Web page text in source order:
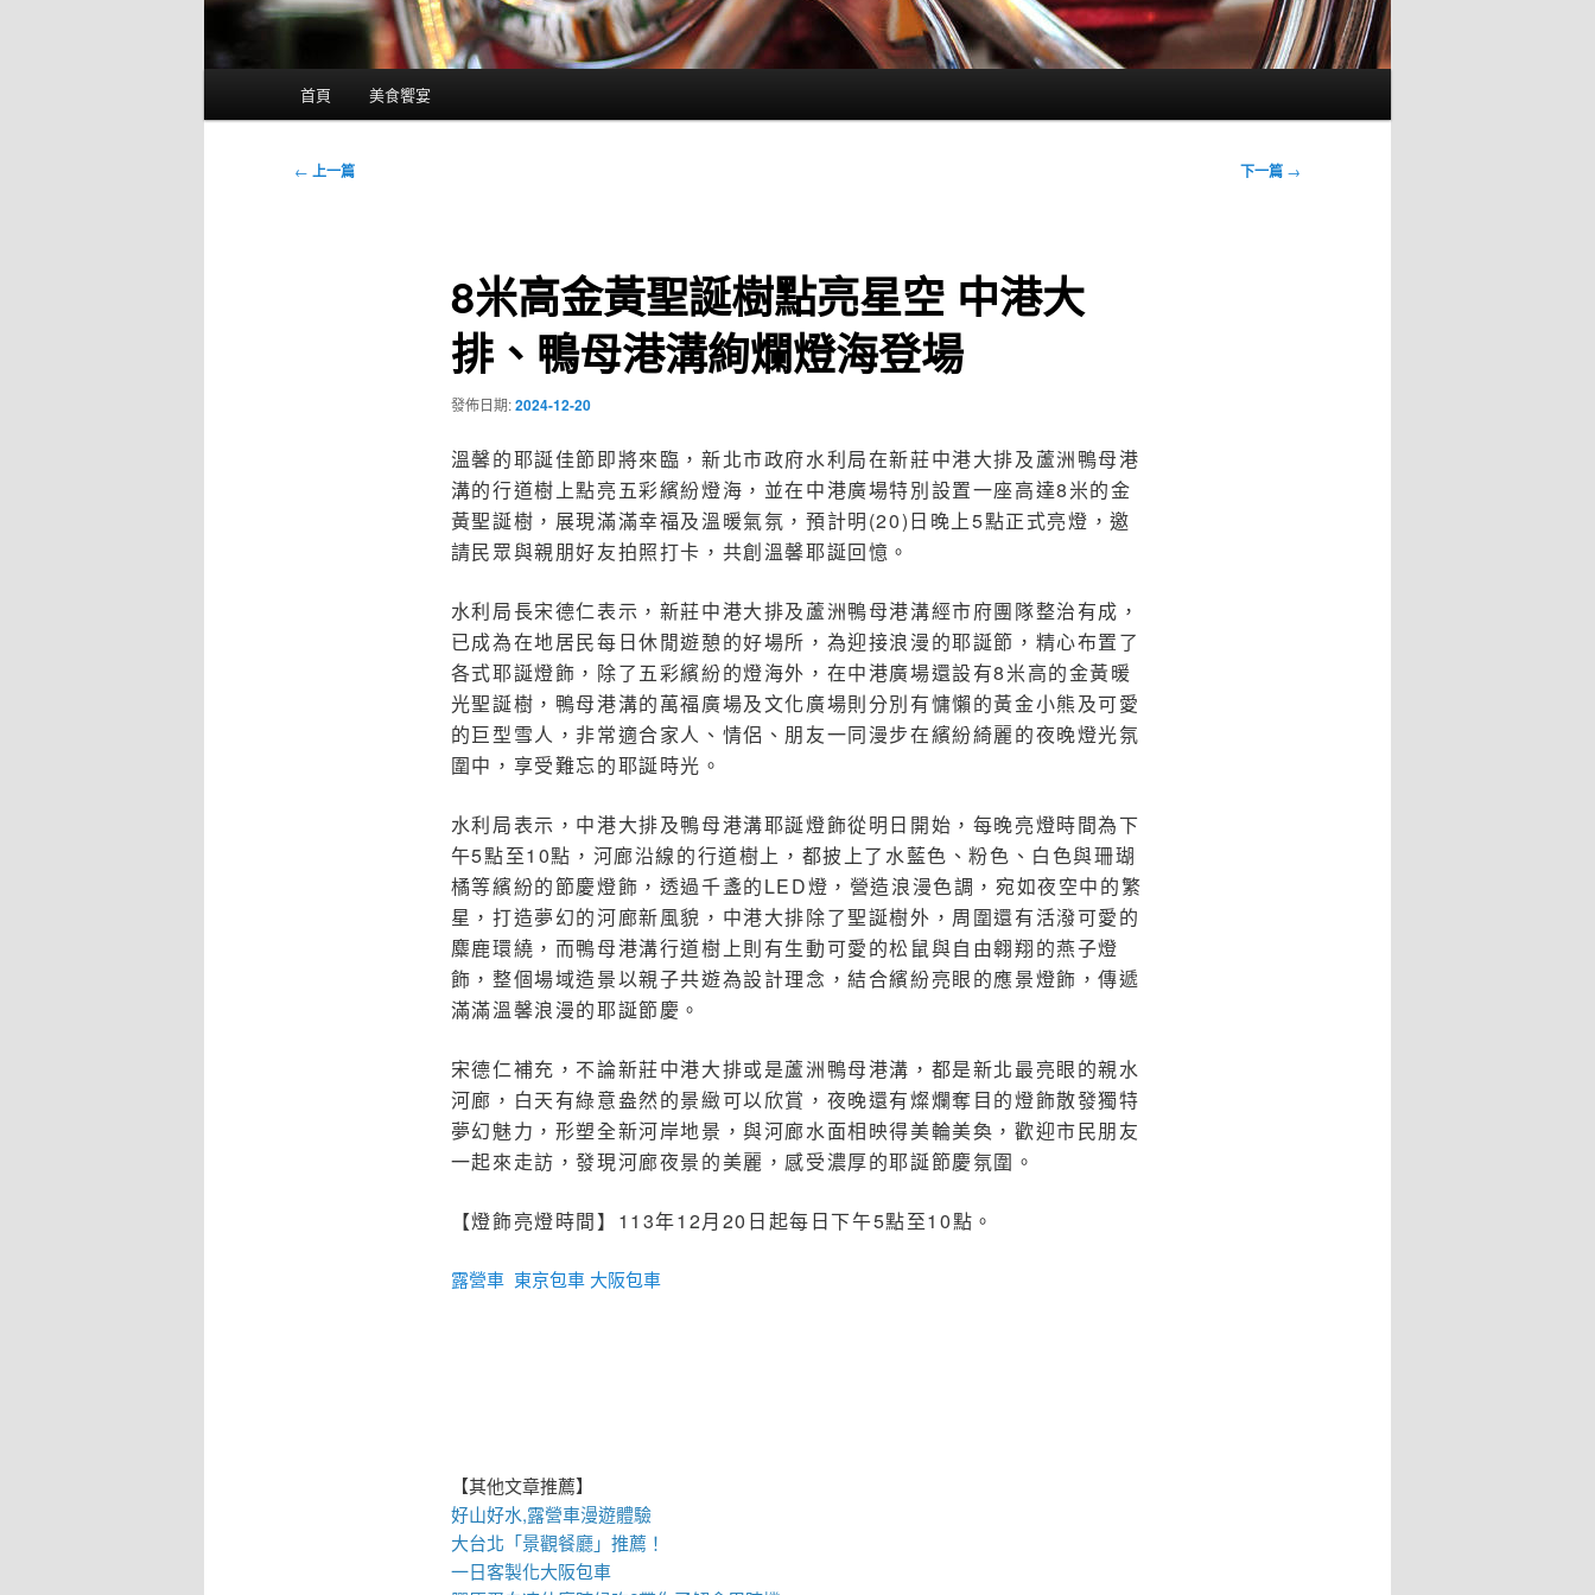
首頁 美食饗宴
文
← 上一篇 下一篇 →
8米高金黃聖誕樹點亮星空 中港大
排、鴨母港溝絢爛燈海登場
發佈日期:2024-12-20
溫馨的耶誕佳節即將來臨，新北市政府水利局在新莊中港大排及蘆洲鴨母港
溝的行道樹上點亮五彩繽紛燈海，並在中港廣場特別設置一座高達8米的金
黃聖誕樹，展現滿滿幸福及溫暖氣氛，預計明(20)日晚上5點正式亮燈，邀
請民眾與親朋好友拍照打卡，共創溫馨耶誕回憶。
水利局長宋德仁表示，新莊中港大排及蘆洲鴨母港溝經市府團隊整治有成，
已成為在地居民每日休閒遊憩的好場所，為迎接浪漫的耶誕節，精心布置了
各式耶誕燈飾，除了五彩繽紛的燈海外，在中港廣場還設有8米高的金黃暖
光聖誕樹，鴨母港溝的萬福廣場及文化廣場則分別有慵懶的黃金小熊及可愛
的巨型雪人，非常適合家人、情侶、朋友一同漫步在繽紛綺麗的夜晚燈光氛
圍中，享受難忘的耶誕時光。
水利局表示，中港大排及鴨母港溝耶誕燈飾從明日開始，每晚亮燈時間為下
午5點至10點，河廊沿線的行道樹上，都披上了水藍色、粉色、白色與珊瑚
橘等繽紛的節慶燈飾，透過千盞的LED燈，營造浪漫色調，宛如夜空中的繁
星，打造夢幻的河廊新風貌，中港大排除了聖誕樹外，周圍還有活潑可愛的
麋鹿環繞，而鴨母港溝行道樹上則有生動可愛的松鼠與自由翱翔的燕子燈
飾，整個場域造景以親子共遊為設計理念，結合繽紛亮眼的應景燈飾，傳遞
滿滿溫馨浪漫的耶誕節慶。
宋德仁補充，不論新莊中港大排或是蘆洲鴨母港溝，都是新北最亮眼的親水
河廊，白天有綠意盎然的景緻可以欣賞，夜晚還有燦爛奪目的燈飾散發獨特
夢幻魅力，形塑全新河岸地景，與河廊水面相映得美輪美奐，歡迎市民朋友
一起來走訪，發現河廊夜景的美麗，感受濃厚的耶誕節慶氛圍。
【燈飾亮燈時間】113年12月20日起每日下午5點至10點。
露營車 東京包車 大阪包車
【其他文章推薦】
好山好水,露營車漫遊體驗
大台北「景觀餐廳」推薦！
一日客製化大阪包車